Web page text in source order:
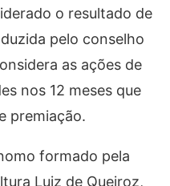
o resultado de
pelo conselho
as ações de
nos 12 meses que
premiação.
formado pela
Luiz de Queiroz,